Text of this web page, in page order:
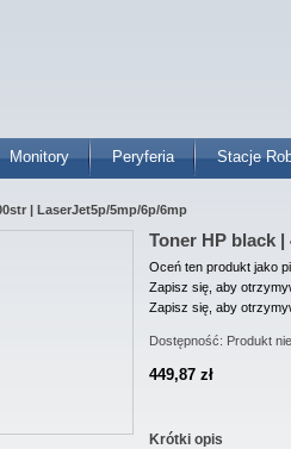
Monitory Peryferia Stacje
| LaserJet5p/5mp/6p/6mp
Toner HP black
Oceń ten produkt jako
Zapisz się, aby
Zapisz się, aby
Dostępność: Produkt
449,87 zł
Krótki opis